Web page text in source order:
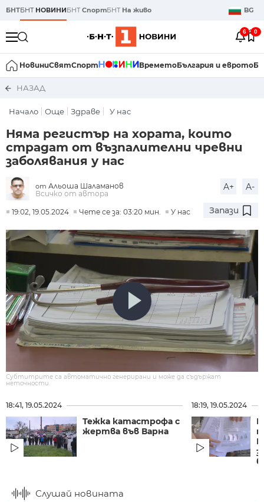
БНТБНТ НОВИНИБНТСпортБНТ На живо BG
6 0
НовиниСвятСпорт ВреметоБългария и еврото
НАЗАД
Начало Още Здраве У нас
Няма регистър на хората, които
страдат от възпалителни чревни
заболявания у нас
от Альоша Шаламанов
Всичко от автора
A+ A-
19:02, 19.05.2024 Чете се за: 03:20 мин. У нас Запази
Субтитрите са автоматично генерирани и може да съдържат
неточности.
18:41, 19.05.2024
Тежка катастрофа с
жертва във Варна
18:19, 19.05.2024
Слушай новината